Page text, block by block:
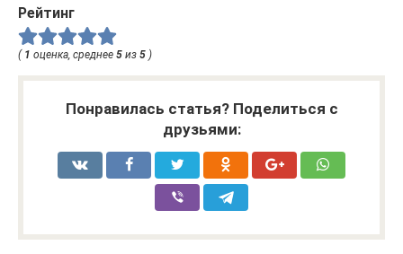
Рейтинг
( 1 оценка, среднее 5 из 5 )
Понравилась статья? Поделиться с
друзьями: